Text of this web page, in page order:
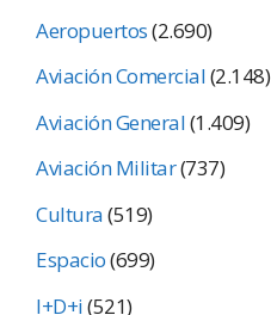
Aeropuertos(2.690)
Aviación Comercial(2.148)
Aviación General(1.409)
Aviación Militar(737)
Cultura(519)
Espacio(699)
I+D+i(521)